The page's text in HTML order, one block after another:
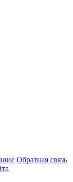
Обратная связь